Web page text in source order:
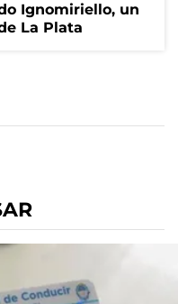
Ignomiriello, un
La Plata